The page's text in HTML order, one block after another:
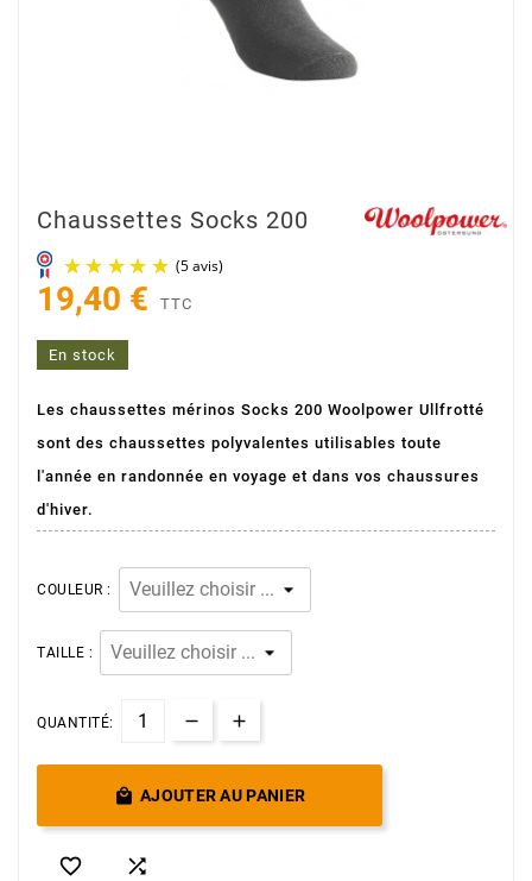
Chaussettes Socks 200
(5 avis)
19,40 € TTC
En stock
Les chaussettes mérinos Socks 200 Woolpower Ullfrotté
sont des chaussettes polyvalentes utilisables toute
l'année en randonnée en voyage et dans vos chaussures
d'hiver.
COULEUR :
TAILLE :
QUANTITÉ:
 AJOUTER AU PANIER
 